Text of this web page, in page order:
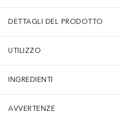
DETTAGLI DEL PRODOTTO
UTILIZZO
INGREDIENTI
AVVERTENZE